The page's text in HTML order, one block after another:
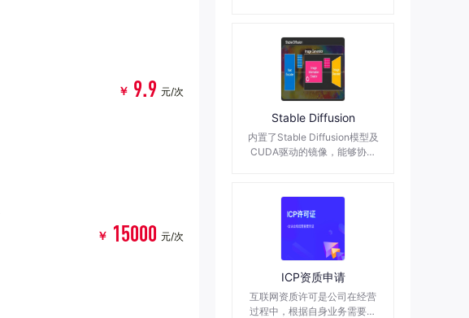
￥ 9.9 元/次
￥ 15000 元/次
的软件安装。
Stable Diffusion
内置了Stable Diffusion模型及
CUDA驱动的镜像，能够协助
ICP资质申请
互联网资质许可是公司在经营
过程中，根据自身业务需要，